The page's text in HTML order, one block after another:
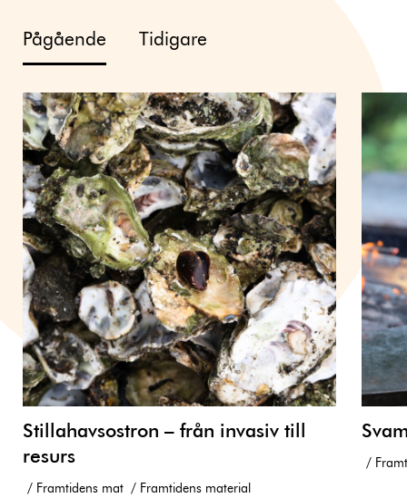
Pågående Tidigare
Stillahavsostron – från invasiv till
resurs
Framtidens mat Framtidens material